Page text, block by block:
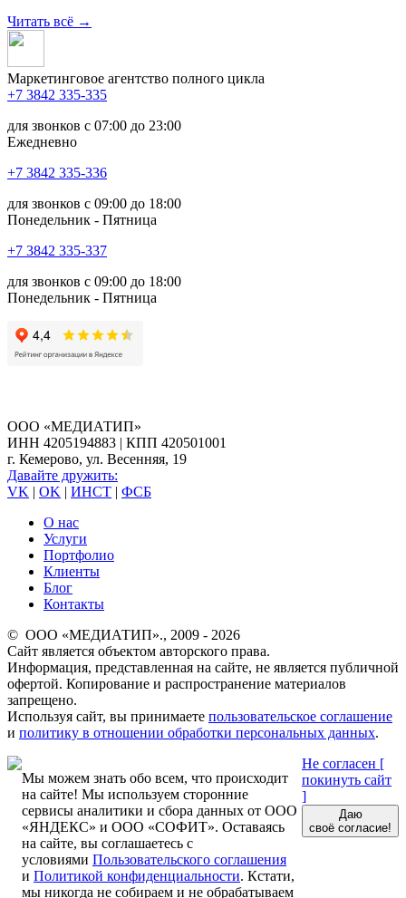
Читать всё →
Маркетинговое агентство полного цикла
+7 3842 335‑335
для звонков с 07:00 до 23:00
Ежедневно
+7 3842 335‑336
для звонков с 09:00 до 18:00
Понедельник - Пятница
+7 3842 335‑337
для звонков с 09:00 до 18:00
Понедельник - Пятница
ООО «МЕДИАТИП»
ИНН 4205194883 | КПП 420501001
г. Кемерово, ул. Весенняя, 19
Давайте дружить:
VK | OK | ИНСТ | ФСБ
О нас
Услуги
Портфолио
Клиенты
Блог
Контакты
© ООО «МЕДИАТИП»., 2009 - 2026
Сайт является объектом авторского права.
Информация, представленная на сайте, не является публичной
офертой. Копирование и распространение материалов
запрещено.
Используя сайт, вы принимаете пользовательское соглашение
и политику в отношении обработки персональных данных.
Мы можем знать обо всем, что происходит
на сайте! Мы используем сторонние
сервисы аналитики и сбора данных от ООО
«ЯНДЕКС» и ООО «СОФИТ». Оставаясь
на сайте, вы соглашаетесь с
условиями Пользовательского соглашения
и Политикой конфиденциальности. Кстати,
мы никогда не собираем и не обрабатываем
Не согласен [
покинуть сайт
]
Даю
своё согласие!